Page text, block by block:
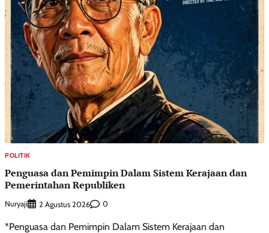
POLITIK
Penguasa dan Pemimpin Dalam Sistem Kerajaan dan
Pemerintahan Republiken
Nuryaji 2 Agustus 2026 0
*Penguasa dan Pemimpin Dalam Sistem Kerajaan dan